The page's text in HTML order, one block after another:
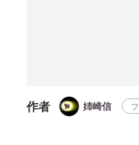
作者 姉崎信